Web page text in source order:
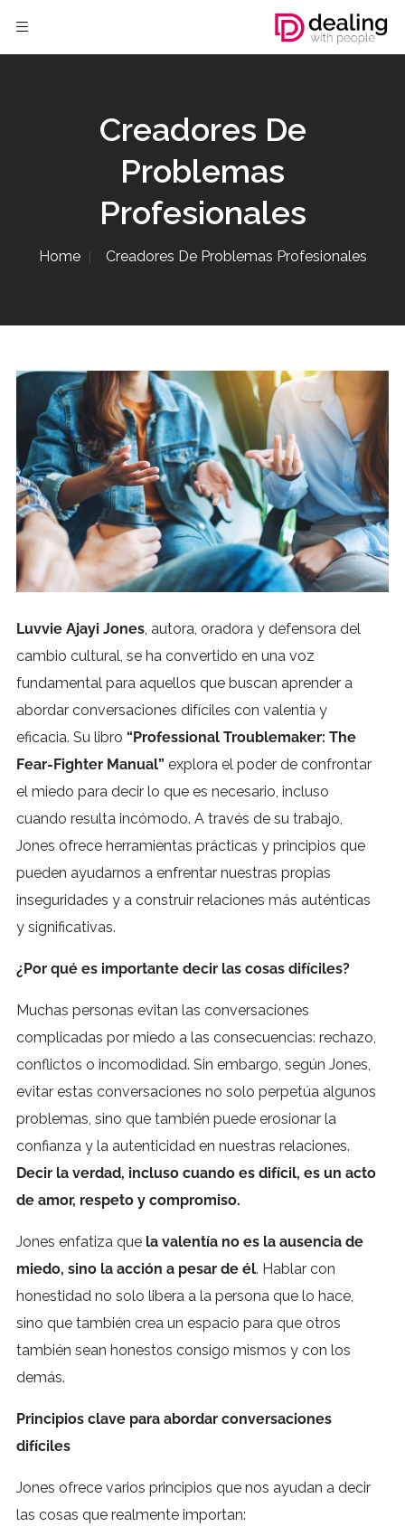
Creadores De
Problemas
Profesionales
Home Creadores De Problemas Profesionales
Luvvie Ajayi Jones , autora, oradora y defensora del
cambio cultural, se ha convertido en una voz
fundamental para aquellos que buscan aprender a
abordar conversaciones difíciles con valentía y
eficacia. Su libro “Professional Troublemaker: The
Fear-Fighter Manual” explora el poder de confrontar
el miedo para decir lo que es necesario, incluso
cuando resulta incómodo. A través de su trabajo,
Jones ofrece herramientas prácticas y principios que
pueden ayudarnos a enfrentar nuestras propias
inseguridades y a construir relaciones más auténticas
y significativas.
¿Por qué es importante decir las cosas difíciles?
Muchas personas evitan las conversaciones
complicadas por miedo a las consecuencias: rechazo,
conflictos o incomodidad. Sin embargo, según Jones,
evitar estas conversaciones no solo perpetúa algunos
problemas, sino que también puede erosionar la
confianza y la autenticidad en nuestras relaciones.
Decir la verdad, incluso cuando es difícil, es un acto
de amor, respeto y compromiso.
Jones enfatiza que la valentía no es la ausencia de
miedo, sino la acción a pesar de él. Hablar con
honestidad no solo libera a la persona que lo hace,
sino que también crea un espacio para que otros
también sean honestos consigo mismos y con los
demás.
Principios clave para abordar conversaciones
difíciles
Jones ofrece varios principios que nos ayudan a decir
las cosas que realmente importan: